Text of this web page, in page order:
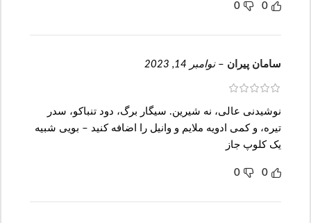
0
0
سامان پیران – نوامبر 14, 2023
نوشیدنی عالی، نه شیرین. سیگار برگ، دود تنباکو، سدر
تیره، و کمی ادویه ملایم و وانیل را اضافه کنید – بویی شبیه
یک کلوپ جاز
0
0